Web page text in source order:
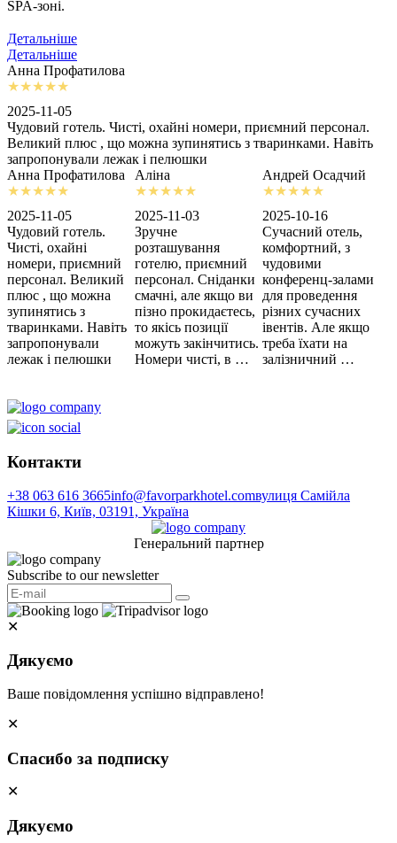
SPA-зоні.
Детальніше
Детальніше
Анна Профатилова
2025-11-05
Чудовий готель. Чисті, охайні номери, приємний персонал.
Великий плюс , що можна зупинятись з тваринками. Навіть
запропонували лежак і пелюшки
Анна Профатилова
2025-11-05
Чудовий готель.
Чисті, охайні
номери, приємний
персонал. Великий
плюс , що можна
зупинятись з
тваринками. Навіть
запропонували
лежак і пелюшки
Аліна
2025-11-03
Зручне
розташування
готелю, приємний
персонал. Сніданки
смачні, але якщо ви
пізно прокидаєтесь,
то якісь позиції
можуть закінчитись.
Номери чисті, в …
Андрей Осадчий
2025-10-16
Сучасний отель,
комфортний, з
чудовими
конференц-залами
для проведення
різних сучасних
івентів. Але якщо
треба їхати на
залізничний …
Контакти
+38 063 616 3665info@favorparkhotel.comвулиця Самійла
Кішки 6, Київ, 03191, Україна
Генеральний партнер
Subscribe to our newsletter
✕
Дякуємо
Ваше повідомлення успішно відправлено!
✕
Спасибо за подписку
✕
Дякуємо